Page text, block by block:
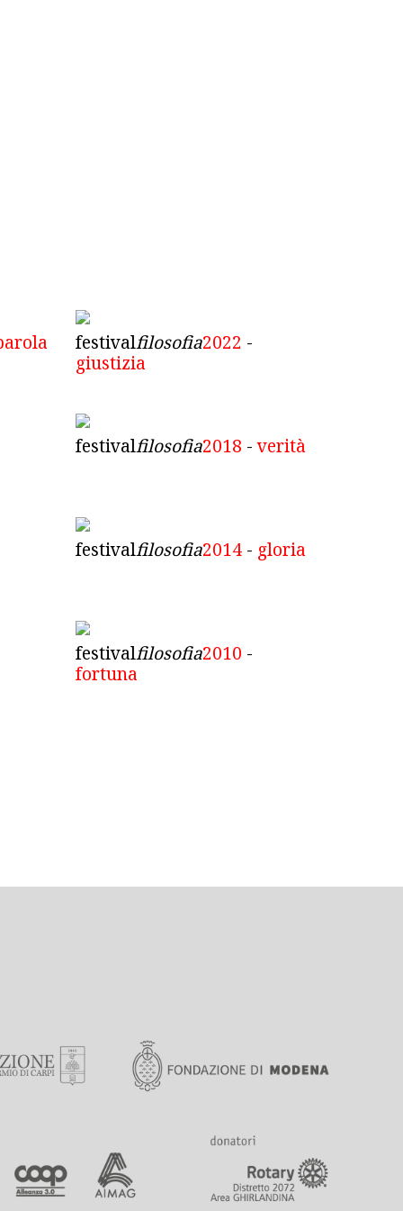
festivalfilosofia2022 -
giustizia
festivalfilosofia2018 -verità
festivalfilosofia2014- gloria
festivalfilosofia2010 -
fortuna